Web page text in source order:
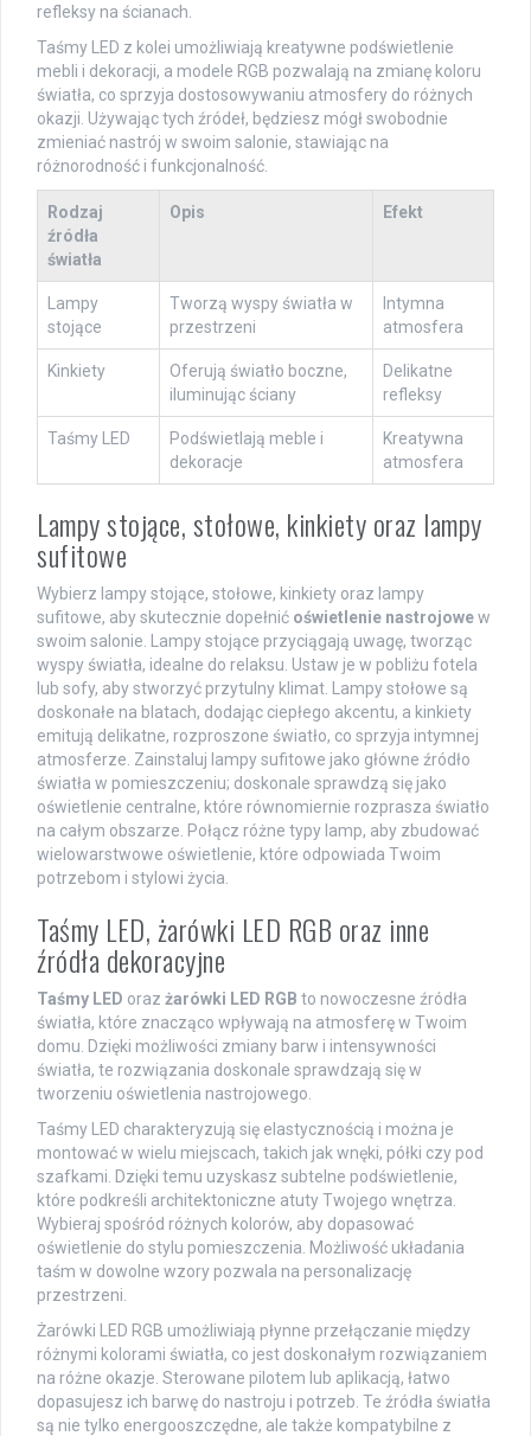
refleksy na ścianach.
Taśmy LED z kolei umożliwiają kreatywne podświetlenie
mebli i dekoracji, a modele RGB pozwalają na zmianę koloru
światła, co sprzyja dostosowywaniu atmosfery do różnych
okazji. Używając tych źródeł, będziesz mógł swobodnie
zmieniać nastrój w swoim salonie, stawiając na
różnorodność i funkcjonalność.
Rodzaj
źródła
światła
Opis Efekt
Lampy
stojące
Tworzą wyspy światła w
przestrzeni
Intymna
atmosfera
Kinkiety
Oferują światło boczne,
iluminując ściany
Delikatne
refleksy
Taśmy LED
Podświetlają meble i
dekoracje
Kreatywna
atmosfera
Lampy stojące, stołowe, kinkiety oraz lampy
sufitowe
Wybierz lampy stojące, stołowe, kinkiety oraz lampy
sufitowe, aby skutecznie dopełnić oświetlenie nastrojowew
swoim salonie. Lampy stojące przyciągają uwagę, tworząc
wyspy światła, idealne do relaksu. Ustaw je w pobliżu fotela
lub sofy, aby stworzyć przytulny klimat. Lampy stołowe są
doskonałe na blatach, dodając ciepłego akcentu, a kinkiety
emitują delikatne, rozproszone światło, co sprzyja intymnej
atmosferze. Zainstaluj lampy sufitowe jako główne źródło
światła w pomieszczeniu; doskonale sprawdzą się jako
oświetlenie centralne, które równomiernie rozprasza światło
na całym obszarze. Połącz różne typy lamp, aby zbudować
wielowarstwowe oświetlenie, które odpowiada Twoim
potrzebom i stylowi życia.
Taśmy LED, żarówki LED RGB oraz inne
źródła dekoracyjne
Taśmy LED oraz żarówki LED RGB to nowoczesne źródła
światła, które znacząco wpływają na atmosferę w Twoim
domu. Dzięki możliwości zmiany barw i intensywności
światła, te rozwiązania doskonale sprawdzają się w
tworzeniu oświetlenia nastrojowego.
Taśmy LED charakteryzują się elastycznością i można je
montować w wielu miejscach, takich jak wnęki, półki czy pod
szafkami. Dzięki temu uzyskasz subtelne podświetlenie,
które podkreśli architektoniczne atuty Twojego wnętrza.
Wybieraj spośród różnych kolorów, aby dopasować
oświetlenie do stylu pomieszczenia. Możliwość układania
taśm w dowolne wzory pozwala na personalizację
przestrzeni.
Żarówki LED RGB umożliwiają płynne przełączanie między
różnymi kolorami światła, co jest doskonałym rozwiązaniem
na różne okazje. Sterowane pilotem lub aplikacją, łatwo
dopasujesz ich barwę do nastroju i potrzeb. Te źródła światła
są nie tylko energooszczędne, ale także kompatybilne z